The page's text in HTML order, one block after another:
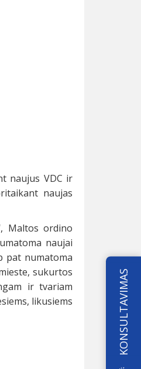
naujus VDC ir
naujas
Maltos ordino
naujai
pat numatoma
sukurtos
ir tvariam
likusiems
KONSULTAVIMAS